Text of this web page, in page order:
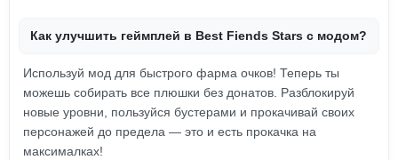
Как улучшить геймплей в Best Fiends Stars с модом?
Используй мод для быстрого фарма очков! Теперь ты
можешь собирать все плюшки без донатов. Разблокируй
новые уровни, пользуйся бустерами и прокачивай своих
персонажей до предела — это и есть прокачка на
максималках!